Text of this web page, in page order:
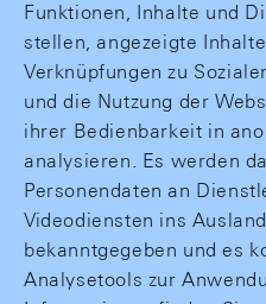
Funktionen, Inhalte und
stellen, angezeigte
Verknüpfungen zu
und die Nutzung der
ihrer Bedienbarkeit in
analysieren. Es werden
Personendaten an
Videodiensten ins
bekanntgegeben und es
Analysetools zur